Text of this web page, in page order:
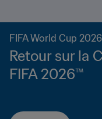
FIFA World Cup
Retour sur la
FIFA 2026™